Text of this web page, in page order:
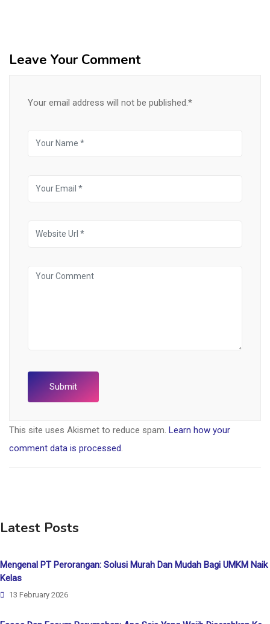
Leave Your Comment
Your email address will not be published.*
This site uses Akismet to reduce spam. Learn how your
comment data is processed.
Latest Posts
Mengenal PT Perorangan: Solusi Murah Dan Mudah Bagi UMKM Naik
Kelas
13 February 2026